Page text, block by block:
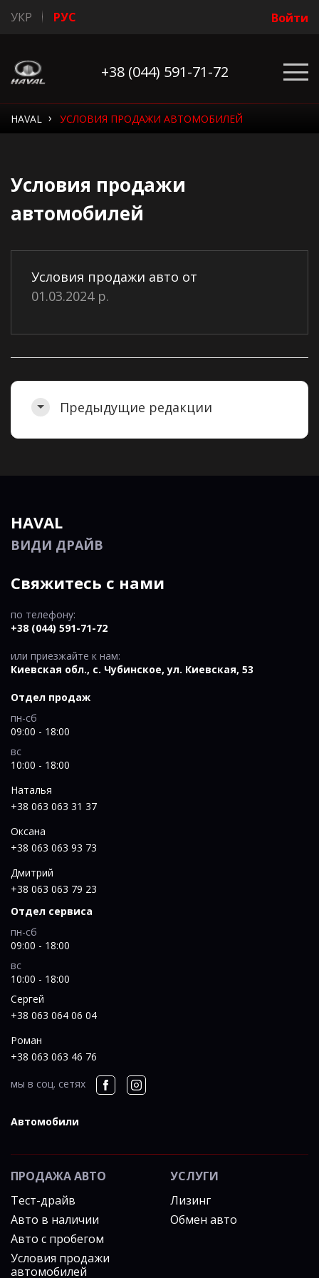
УКР РУС Войти
+38 (044) 591-71-72
HAVAL › УСЛОВИЯ ПРОДАЖИ АВТОМОБИЛЕЙ
Условия продажи
автомобилей
Условия продажи авто от
01.03.2024 р.
Предыдущие редакции
HAVAL
ВИДИ ДРАЙВ
Свяжитесь с нами
по телефону:
+38 (044) 591-71-72
или приезжайте к нам:
Киевская обл., c. Чубинское, ул. Киевская, 53
Отдел продаж
пн-сб
09:00 - 18:00
вс
10:00 - 18:00
Наталья
+38 063 063 31 37
Оксана
+38 063 063 93 73
Дмитрий
+38 063 063 79 23
Отдел сервиса
пн-сб
09:00 - 18:00
вс
10:00 - 18:00
Сергей
+38 063 064 06 04
Роман
+38 063 063 46 76
мы в соц. сетях
Автомобили
ПРОДАЖА АВТО
Тест-драйв
Авто в наличии
Авто с пробегом
Условия продажи
автомобилей
УСЛУГИ
Лизинг
Обмен авто